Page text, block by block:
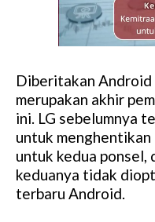
Diberitakan
merupakan akhir
ini. LG sebelumnya
untuk
untuk kedua ponsel,
keduanya tidak
terbaru Android.